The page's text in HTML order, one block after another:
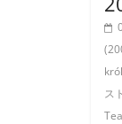
ス